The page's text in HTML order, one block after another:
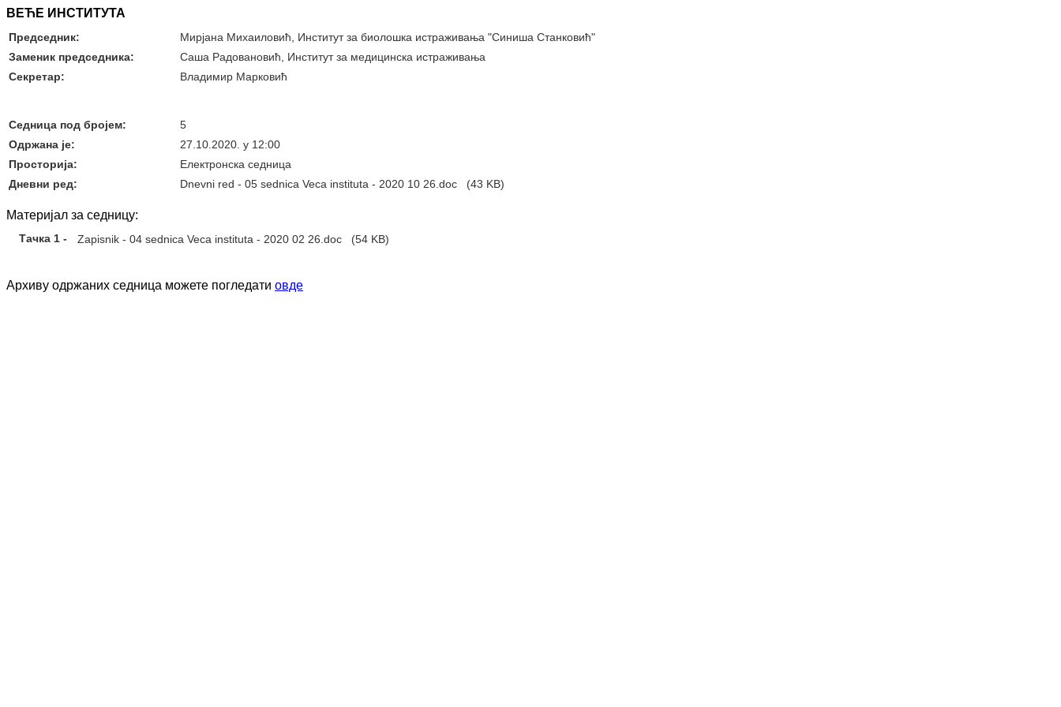
ВЕЋЕ ИНСТИТУТА
Председник:
Мирјана Михаиловић, Институт за биолошка истраживања "Синиша Станковић"
Заменик председника:
Саша Радовановић, Институт за медицинска истраживања
Секретар:
Владимир Марковић
Седница под бројем:
5
Oдржана je:
27.10.2020. у 12:00
Просторија:
Електронска седница
Дневни ред:
Dnevni red - 05 sednica Veca instituta - 2020 10 26.doc (43 KB)
Материјал за седницу:
Тачка 1 - Zapisnik - 04 sednica Veca instituta - 2020 02 26.doc (54 KB)
Архиву одржаних седница можете погледати овде